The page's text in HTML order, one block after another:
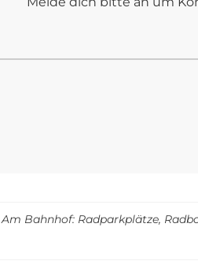
Am Bahnhof: Radparkplätze,